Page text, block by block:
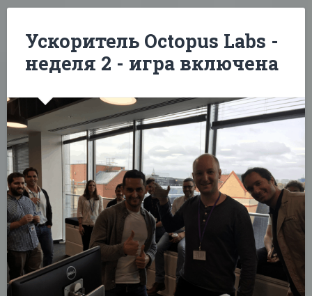
Ускоритель Octopus Labs -
неделя 2 - игра включена